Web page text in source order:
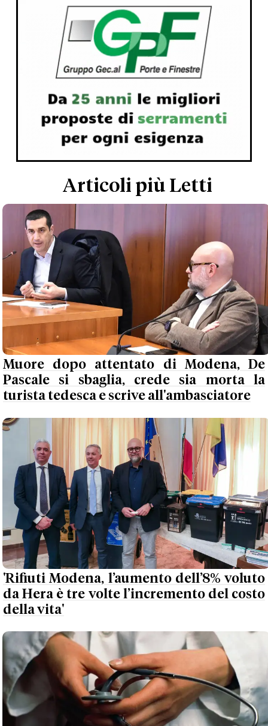
Articoli più Letti
Muore dopo attentato di Modena, De
Pascale si sbaglia, crede sia morta la
turista tedesca e scrive all'ambasciatore
'Rifiuti Modena, l’aumento dell’8% voluto
da Hera è tre volte l’incremento del costo
della vita'